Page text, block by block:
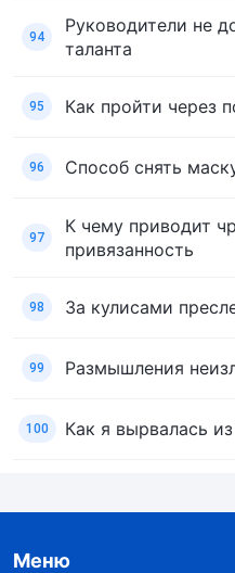
94
Руководители не
таланта
95 Как пройти через
96 Способ снять
97
К чему приводит
привязанность
98 За кулисами
99 Размышления
100 Как я вырвалась
Меню